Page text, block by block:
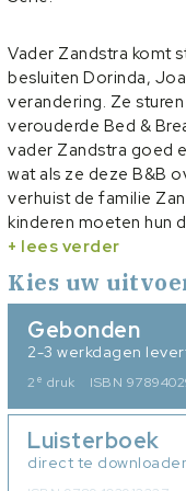
Vader Zandstra komt
besluiten Dorinda,
verandering. Ze
verouderde Bed &
vader Zandstra goed
wat als ze deze B&B
verhuist de familie
kinderen moeten hun
het nabijgelegen bos.
avonturen, want de
daar zouden
Veluwe' is het eerste
kinderen Zandstra.
hun grappige en
Weltevree.
+ lees verder
Kies uw
Gebonden
2-3 werkdagen
2 e druk ISBN
Luisterboek
direct te